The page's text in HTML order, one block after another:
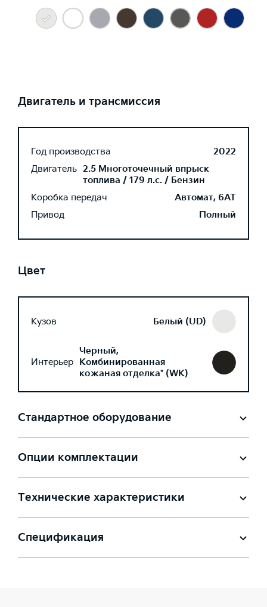
Двигатель и трансмиссия
Год производства
2022
Двигатель 2.5 Многоточечный впрыск
топлива / 179 л.с. / Бензин
Коробка передач
Автомат, 6AT
Привод
Полный
Цвет
Кузов Белый (UD)
Интерьер
Черный,
Комбинированная
кожаная отделка* (WK)
Стандартное оборудование
Опции комплектации
Технические характеристики
Спецификация